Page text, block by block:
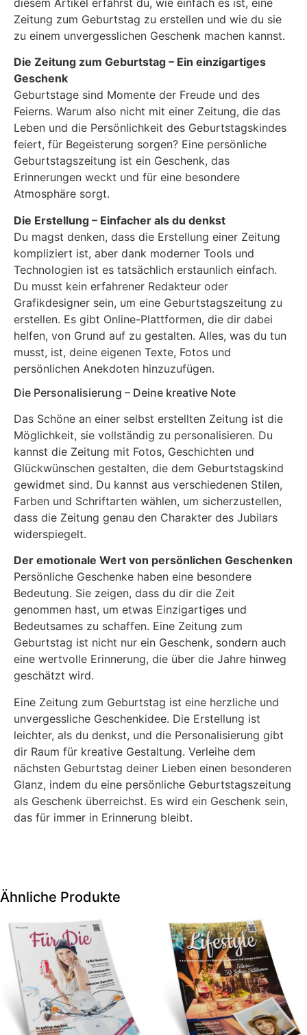
Zeitung zum Geburtstag zu erstellen und wie du sie
zu einem unvergesslichen Geschenk machen kannst.
Die Zeitung zum Geburtstag – Ein einzigartiges
Geschenk
Geburtstage sind Momente der Freude und des
Feierns. Warum also nicht mit einer Zeitung, die das
Leben und die Persönlichkeit des Geburtstagskindes
feiert, für Begeisterung sorgen? Eine persönliche
Geburtstagszeitung ist ein Geschenk, das
Erinnerungen weckt und für eine besondere
Atmosphäre sorgt.
Die Erstellung – Einfacher als du denkst
Du magst denken, dass die Erstellung einer Zeitung
kompliziert ist, aber dank moderner Tools und
Technologien ist es tatsächlich erstaunlich einfach.
Du musst kein erfahrener Redakteur oder
Grafikdesigner sein, um eine Geburtstagszeitung zu
erstellen. Es gibt Online-Plattformen, die dir dabei
helfen, von Grund auf zu gestalten. Alles, was du tun
musst, ist, deine eigenen Texte, Fotos und
persönlichen Anekdoten hinzuzufügen.
Die Personalisierung – Deine kreative Note
Das Schöne an einer selbst erstellten Zeitung ist die
Möglichkeit, sie vollständig zu personalisieren. Du
kannst die Zeitung mit Fotos, Geschichten und
Glückwünschen gestalten, die dem Geburtstagskind
gewidmet sind. Du kannst aus verschiedenen Stilen,
Farben und Schriftarten wählen, um sicherzustellen,
dass die Zeitung genau den Charakter des Jubilars
widerspiegelt.
Der emotionale Wert von persönlichen Geschenken
Persönliche Geschenke haben eine besondere
Bedeutung. Sie zeigen, dass du dir die Zeit
genommen hast, um etwas Einzigartiges und
Bedeutsames zu schaffen. Eine Zeitung zum
Geburtstag ist nicht nur ein Geschenk, sondern auch
eine wertvolle Erinnerung, die über die Jahre hinweg
geschätzt wird.
Eine Zeitung zum Geburtstag ist eine herzliche und
unvergessliche Geschenkidee. Die Erstellung ist
leichter, als du denkst, und die Personalisierung gibt
dir Raum für kreative Gestaltung. Verleihe dem
nächsten Geburtstag deiner Lieben einen besonderen
Glanz, indem du eine persönliche Geburtstagszeitung
als Geschenk überreichst. Es wird ein Geschenk sein,
das für immer in Erinnerung bleibt.
Ähnliche Produkte